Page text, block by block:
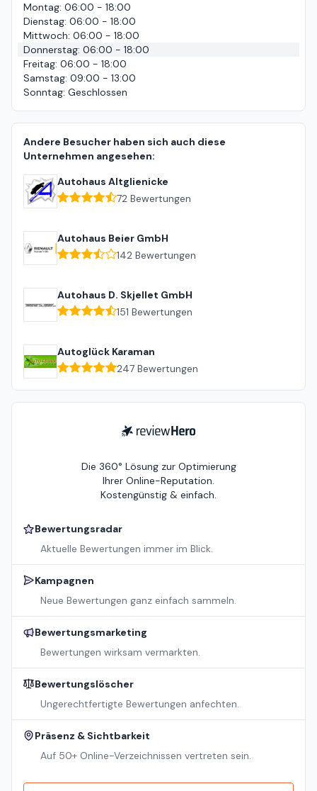
Montag: 06:00 - 18:00
Dienstag: 06:00 - 18:00
Mittwoch: 06:00 - 18:00
Donnerstag: 06:00 - 18:00
Freitag: 06:00 - 18:00
Samstag: 09:00 - 13:00
Sonntag: Geschlossen
Andere Besucher haben sich auch diese
Unternehmen angesehen:
Autohaus Altglienicke
72 Bewertungen
Autohaus Beier GmbH
142 Bewertungen
Autohaus D. Skjellet GmbH
151 Bewertungen
Autoglück Karaman
247 Bewertungen
ReviewHero
Die 360° Lösung zur Optimierung
Ihrer Online-Reputation.
Kostengünstig & einfach.
Bewertungsradar
Aktuelle Bewertungen immer im Blick.
Kampagnen
Neue Bewertungen ganz einfach sammeln.
Bewertungsmarketing
Bewertungen wirksam vermarkten.
Bewertungslöscher
Ungerechtfertigte Bewertungen anfechten.
Präsenz & Sichtbarkeit
Auf 50+ Online-Verzeichnissen vertreten sein.